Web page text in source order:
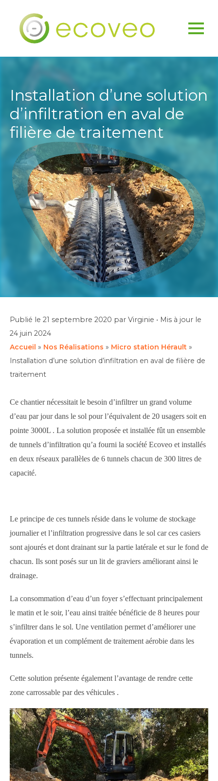
Installation d’une solution
d’infiltration en aval de
filière de traitement
Publié le 21 septembre 2020 par Virginie • Mis à jour le
24 juin 2024
Accueil » Nos Réalisations » Micro station Hérault »
Installation d’une solution d’infiltration en aval de filière de
traitement
Ce chantier nécessitait le besoin d’infiltrer un grand volume
d’eau par jour dans le sol pour l’équivalent de 20 usagers soit en
pointe 3000L . La solution proposée et installée fût un ensemble
de tunnels d’infiltration qu’a fourni la société Ecoveo et installés
en deux réseaux parallèles de 6 tunnels chacun de 300 litres de
capacité.
Le principe de ces tunnels réside dans le volume de stockage
journalier et l’infiltration progressive dans le sol car ces casiers
sont ajourés et dont drainant sur la partie latérale et sur le fond de
chacun. Ils sont posés sur un lit de graviers améliorant ainsi le
drainage.
La consommation d’eau d’un foyer s’effectuant principalement
le matin et le soir, l’eau ainsi traitée bénéficie de 8 heures pour
s’infiltrer dans le sol. Une ventilation permet d’améliorer une
évaporation et un complément de traitement aérobie dans les
tunnels.
Cette solution présente également l’avantage de rendre cette
zone carrossable par des véhicules .